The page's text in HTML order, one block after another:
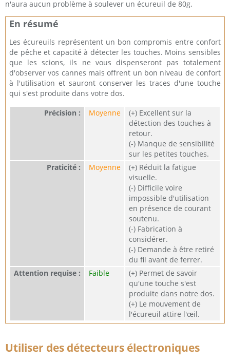
n'aura aucun problème à soulever un écureuil de 80g.
En résumé
Les écureuils représentent un bon compromis entre confort
de pêche et capacité à détecter les touches. Moins sensibles
que les scions, ils ne vous dispenseront pas totalement
d'observer vos cannes mais offrent un bon niveau de confort
à l'utilisation et sauront conserver les traces d'une touche
qui s'est produite dans votre dos.
Précision :
Moyenne
(+) Excellent sur la
détection des touches à
retour.
(-) Manque de sensibilité
sur les petites touches.
Praticité :
Moyenne
(+) Réduit la fatigue
visuelle.
(-) Difficile voire
impossible d'utilisation
en présence de courant
soutenu.
(-) Fabrication à
considérer.
(-) Demande à être retiré
du fil avant de ferrer.
Attention requise :
Faible
(+) Permet de savoir
qu'une touche s'est
produite dans notre dos.
(+) Le mouvement de
l'écureuil attire l'œil.
Utiliser des détecteurs électroniques